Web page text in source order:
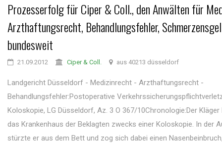
Prozesserfolg für Ciper & Coll., den Anwälten für
Arzthaftungsrecht, Behandlungsfehler,
bundesweit
21.09.2012 Ciper & Coll. aus 40213 düsseldorf
Landgericht Düsseldorf - Medizinrecht - Arzthaftungsrecht -
Behandlungsfehler:Postoperative
Koloskopie, LG Düsseldorf, Az. 3 O 367/10Chronologie:Der
das Krankenhaus der Beklagten zwecks einer Koloskopie. In der
stürzte er aus dem Bett und zog sich dabei einen